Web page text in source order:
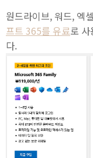
원드라이브, 워드, 엑
프트 365를 유료로
다.